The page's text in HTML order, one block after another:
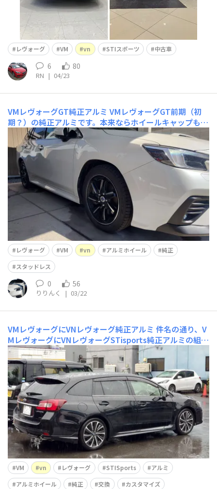
レヴォーグ VM vn STIスポーツ 中古車
6 80
RN | 04/23
VMレヴォーグGT純正アルミ VMレヴォーグGT前期（初
期？）の純正アルミです。本来ならホイールキャップも付
いているようですが、うちに来たときには既にありません
でした。キャップがない方がかっこいいように思えます
（自己満です）。また、VNレヴォーグにはVM純正アルミ
ホイールは装着不可とありましたが、装着してみたらギリ
ギリですが履け
レヴォーグ VM vn アルミホイール
純正
スタッドレス
0 56
りりんく | 03/22
VMレヴォーグにVNレヴォーグ純正アルミ 件名の通り、V
MレヴォーグにVNレヴォーグSTisports純正アルミの組み
合わせです。ボディが黒なのもあって、結構かっこいいな
（自己満です）。
VM vn レヴォーグ STISports
アルミ
アルミホイール
純正 交換 カスタマイズ